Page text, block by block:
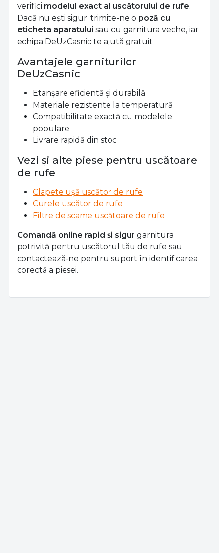
verifici modelul exact al uscătorului de rufe.
Dacă nu ești sigur, trimite-ne o poză cu
eticheta aparatului sau cu garnitura veche, iar
echipa DeUzCasnic te ajută gratuit.
Avantajele garniturilor
DeUzCasnic
Etanșare eficientă și durabilă
Materiale rezistente la temperatură
Compatibilitate exactă cu modelele
populare
Livrare rapidă din stoc
Vezi și alte piese pentru uscătoare
de rufe
Clapete ușă uscător de rufe
Curele uscător de rufe
Filtre de scame uscătoare de rufe
Comandă online rapid și sigur garnitura
potrivită pentru uscătorul tău de rufe sau
contactează-ne pentru suport în identificarea
corectă a piesei.